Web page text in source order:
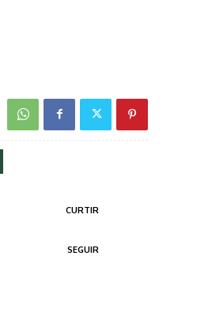
CURTIR
SEGUIR